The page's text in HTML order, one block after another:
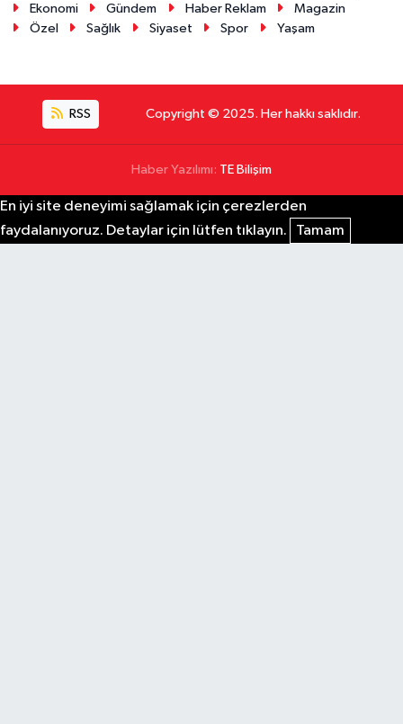
Ekonomi
Gündem Haber Reklam
Magazin
Özel
Sağlık Siyaset Spor Yaşam
RSS Copyright © 2025. Her hakkı saklıdır.
Haber Yazılımı: TE Bilişim
En iyi site deneyimi sağlamak için çerezlerden
faydalanıyoruz. Detaylar için lütfen tıklayın.
Tamam